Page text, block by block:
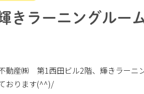
きラーニングルー
動産㈱ 第1西田ビル2階、輝きラーニ
おります(^^)/